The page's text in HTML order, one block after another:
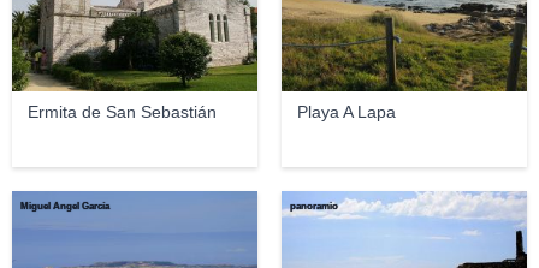
Ermita de San Sebastián Playa A Lapa
Miguel Ángel García panoramio